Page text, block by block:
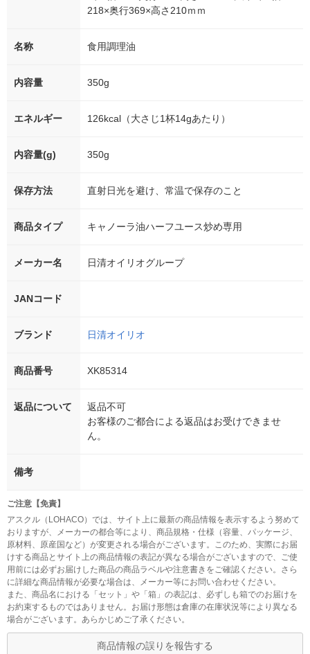
218×奥行369×高さ210ｍｍ
名称 食用調理油
内容量 350g
エネルギー 126kcal（大さじ1杯14gあたり）
内容量(g) 350g
保存方法 直射日光を避け、常温で保存のこと
商品タイプ キャノーラ油ハーフユース炒め専用
メーカー名 日清オイリオグループ
JANコード
ブランド 日清オイリオ
商品番号 XK85314
返品について
返品不可
お客様のご都合による返品はお受けできませ
ん。
備考
ご注意【免責】
アスクル（LOHACO）では、サイト上に最新の商品情報を表示するよう努めて
おりますが、メーカーの都合等により、商品規格・仕様（容量、パッケージ、
原材料、原産国など）が変更される場合がございます。このため、実際にお届
けする商品とサイト上の商品情報の表記が異なる場合がございますので、ご使
用前には必ずお届けした商品の商品ラベルや注意書きをご確認ください。さら
に詳細な商品情報が必要な場合は、メーカー等にお問い合わせください。
また、商品名における「セット」や「箱」の表記は、必ずしも箱でのお届けを
お約束するものではありません。お届け形態は倉庫の在庫状況等により異なる
場合がございます。あらかじめご了承ください。
商品情報の誤りを報告する